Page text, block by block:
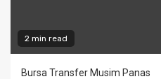
2 min read
Bursa Transfer Musim Panas